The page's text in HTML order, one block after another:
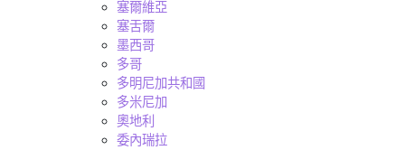
塞爾維亞
塞舌爾
墨西哥
多哥
多明尼加共和國
多米尼加
奧地利
委內瑞拉